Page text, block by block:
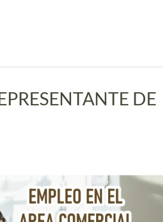
DE